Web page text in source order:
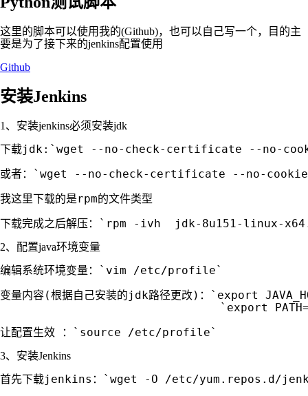
这里的脚本可以使用我的(Github)，也可以自己写一个，目的主
要是为了接下来的jenkins配置使用
Github
安装Jenkins
1、安装jenkins必须安装jdk
下载jdk:`wget --no-check-certificate --no-
或者：`wget --no-check-certificate --no-
我这里下载的是rpm的文件类型
2、配置java环境变量
编辑系统环境变量：`vim /etc/profile`
变量内容(根据自己安装的jdk路径更改)：`export
`export
3、安装Jenkins
首先下载jenkins：`wget -O /etc/